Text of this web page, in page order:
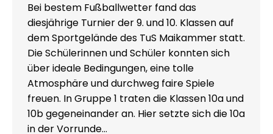
Bei bestem Fußballwetter fand das
diesjährige Turnier der 9. und 10. Klassen auf
dem Sportgelände des TuS Maikammer statt.
Die Schülerinnen und Schüler konnten sich
über ideale Bedingungen, eine tolle
Atmosphäre und durchweg faire Spiele
freuen. In Gruppe 1 traten die Klassen 10a und
10b gegeneinander an. Hier setzte sich die 10a
in der Vorrunde…